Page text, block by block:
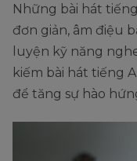
Những bài hát
đơn giản, âm điệu
luyện kỹ năng
kiếm bài hát tiếng
để tăng sự hào